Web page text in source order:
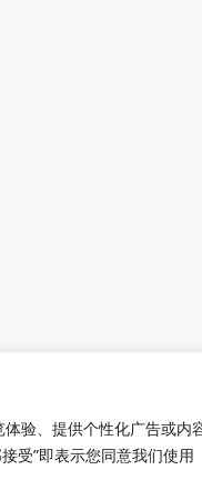
验、提供个性化广告或内
受”即表示您同意我们使用